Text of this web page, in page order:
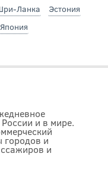
Ланка
Эстония
Япония
и в мире.
городов и
и